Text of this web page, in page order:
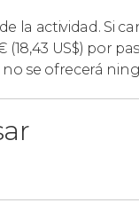
gente, una
en grupo reducido
más visitado de
reservar eltour
la actividad. Si
(18,43 US$) por
se ofrecerá